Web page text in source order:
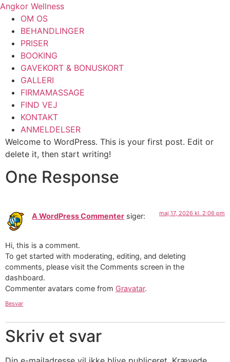
Skip
content
Angkor Wellness
OM OS
BEHANDLINGER
PRISER
BOOKING
GAVEKORT & BONUSKORT
GALLERI
FIRMAMASSAGE
FIND VEJ
KONTAKT
ANMELDELSER
Welcome to WordPress. This is your first post. Edit or
delete it, then start writing!
One Response
A WordPress Commenter siger: maj 17, 2026 kl. 2:06 pm
Hi, this is a comment.
To get started with moderating, editing, and deleting
comments, please visit the Comments screen in the
dashboard.
Commenter avatars come from Gravatar.
Besvar
Skriv et svar